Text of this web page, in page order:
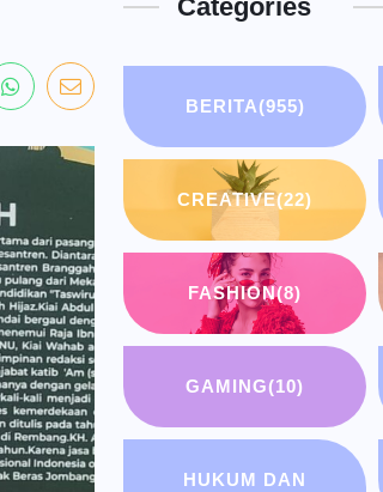
Categories
BERITA(955)
CREATIVE(22)
FASHION(8)
GAMING(10)
HUKUM DAN